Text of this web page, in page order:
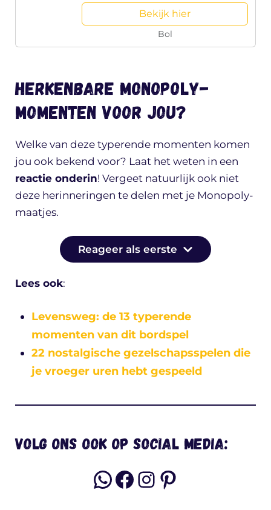
Bekijk hier
Bol
Herkenbare Monopoly-
momenten voor jou?
Welke van deze typerende momenten komen
jou ook bekend voor? Laat het weten in een
reactie onderin! Vergeet natuurlijk ook niet
deze herinneringen te delen met je Monopoly-
maatjes.
Reageer als eerste
Lees ook:
Levensweg: de 13 typerende
momenten van dit bordspel
22 nostalgische gezelschapsspelen die
je vroeger uren hebt gespeeld
Volg ons ook op social media:
WhatsApp
Facebook
Instagram
Pinterest